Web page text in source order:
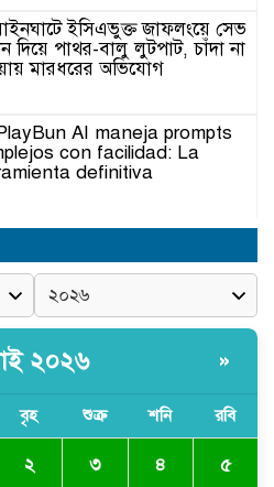
ইসিএভুক্ত জাফলংয়ে সেভ
দিয়ে পাথর-বালু লুটপাট, চাঁদা না
মারধরের অভিযোগ
AI maneja prompts
con facilidad: La
definitiva
ঊর্ধ্বগতি রোধ, স্বাধীন দুদক
এসএমপি কমিশনারের সঙ্গে
মতবিনিময় সভা
বালু উত্তোলনের অভিযোগে ২১টি
জব্দ, ৯ জন আটক
২০২৬ »
বৃহ শুক্র শনি রবি
২ ৩ ৪ ৫